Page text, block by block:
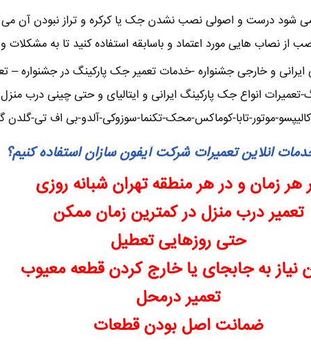
می شود درست و اصولی نصب نشدن جک یا کرکره و تراز نبودن آن
از نصاب هایی مورد اعتماد و باسابقه استفاده کنید تا به مشکلات
و خارجی جشنواره -خدمات تعمیر جک پارکینگ در جشنواره –
تعمیرات انواع جک پارکینگ ایرانی و ایتالیای و حتی چینی درب
کالیپسو-موتور-تابا-کوماکس-محک-تکنما-سوزوکی-آلدو-بی اف تی-
انلاین تعمیرات شرکت آیفون سازان استفاده کنیم؟
هر زمان و در هر منطقه تهران شبانه روزی
تعمیر درب منزل در کمترین زمان ممکن
حتی روزهایی تعطیل
نیاز به جابجای یا خارج کردن قطعه معیوب
تعمیر درمحل
ضمانت اصل بودن قطعات